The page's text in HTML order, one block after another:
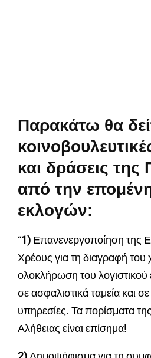
Παρακάτω θα
και δράσεις της
από την
εκλογών:
“1) Επανενεργοποίηση της
Χρέους για τη διαγραφή του
ολοκλήρωση του λογιστικού
σε ασφαλιστικά ταμεία και
υπηρεσίες. Τα πορίσματα
Αλήθειας είναι επίσημα!